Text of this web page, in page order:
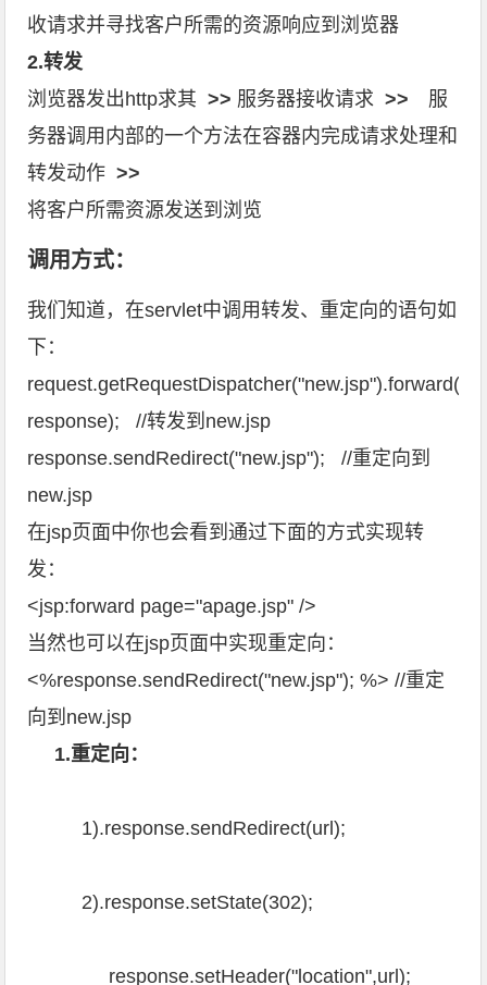
收请求并寻找客户所需的资源响应到浏览器
2.转发
浏览器发出http求其>> 服务器接收请求>> 服
务器调用内部的一个方法在容器内完成请求处理和
转发动作>>
将客户所需资源发送到浏览
调用方式：
我们知道，在servlet中调用转发、重定向的语句如
下：
response); //转发到new.jsp
response.sendRedirect("new.jsp"); //重定向到
new.jsp
在jsp页面中你也会看到通过下面的方式实现转
发：
<jsp:forward page="apage.jsp" />
当然也可以在jsp页面中实现重定向：
<%response.sendRedirect("new.jsp"); %> //重定
向到new.jsp
1.重定向：
1).response.sendRedirect(url);
2).response.setState(302);
response.setHeader("location",url);